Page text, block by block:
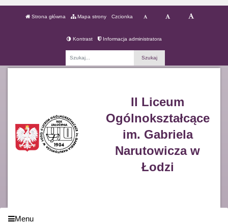
Strona główna Mapa strony Czcionka
Kontrast Informacja administratora
II Liceum
Ogólnokształcące
im. Gabriela
Narutowicza w
Łodzi
Menu